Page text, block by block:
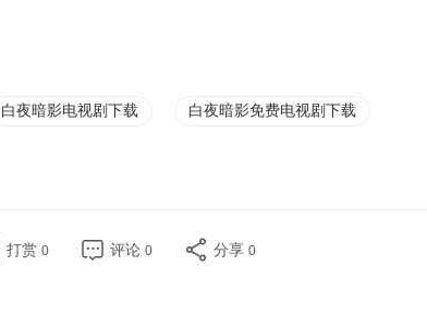
白夜暗影电视剧下载 白夜暗影免费电视剧下载
打赏 0 评论 0 分享 0